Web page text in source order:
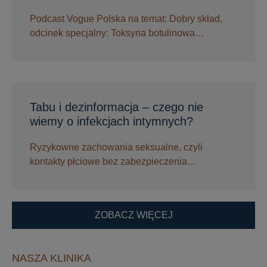
Podcast Vogue Polska na temat: Dobry skład,
odcinek specjalny: Toksyna botulinowa…
Tabu i dezinformacja – czego nie
wiemy o infekcjach intymnych?
Ryzykowne zachowania seksualne, czyli
kontakty płciowe bez zabezpieczenia…
ZOBACZ WIĘCEJ
NASZA KLINIKA